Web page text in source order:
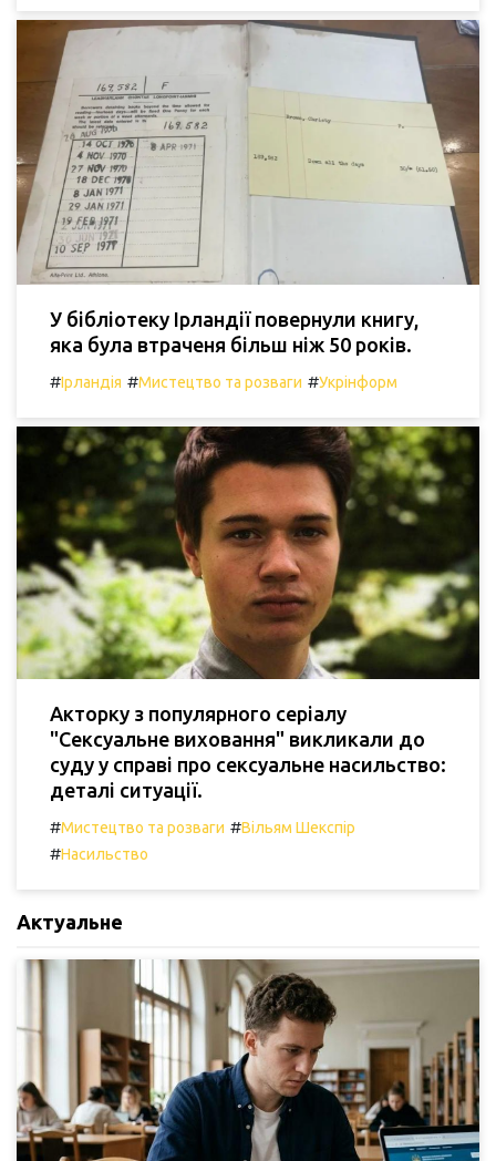
У бібліотеку Ірландії повернули книгу,
яка була втраченя більш ніж 50 років.
#Ірландія #Мистецтво та розваги #Укрінформ
Акторку з популярного серіалу
"Сексуальне виховання" викликали до
суду у справі про сексуальне насильство:
деталі ситуації.
#Мистецтво та розваги #Вільям Шекспір
#Насильство
Актуальне